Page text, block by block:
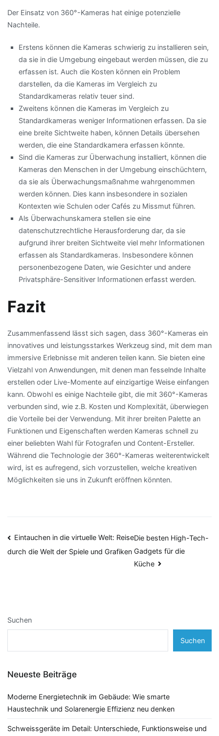
Der Einsatz von 360°-Kameras hat einige potenzielle
Nachteile.
Erstens können die Kameras schwierig zu installieren sein,
da sie in die Umgebung eingebaut werden müssen, die zu
erfassen ist. Auch die Kosten können ein Problem
darstellen, da die Kameras im Vergleich zu
Standardkameras relativ teuer sind.
Zweitens können die Kameras im Vergleich zu
Standardkameras weniger Informationen erfassen. Da sie
eine breite Sichtweite haben, können Details übersehen
werden, die eine Standardkamera erfassen könnte.
Sind die Kameras zur Überwachung installiert, können die
Kameras den Menschen in der Umgebung einschüchtern,
da sie als Überwachungsmaßnahme wahrgenommen
werden können. Dies kann insbesondere in sozialen
Kontexten wie Schulen oder Cafés zu Missmut führen.
Als Überwachunskamera stellen sie eine
datenschutzrechtliche Herausforderung dar, da sie
aufgrund ihrer breiten Sichtweite viel mehr Informationen
erfassen als Standardkameras. Insbesondere können
personenbezogene Daten, wie Gesichter und andere
Privatsphäre-Sensitiver Informationen erfasst werden.
Fazit
Zusammenfassend lässt sich sagen, dass 360°-Kameras ein
innovatives und leistungsstarkes Werkzeug sind, mit dem man
immersive Erlebnisse mit anderen teilen kann. Sie bieten eine
Vielzahl von Anwendungen, mit denen man fesselnde Inhalte
erstellen oder Live-Momente auf einzigartige Weise einfangen
kann. Obwohl es einige Nachteile gibt, die mit 360°-Kameras
verbunden sind, wie z.B. Kosten und Komplexität, überwiegen
die Vorteile bei der Verwendung. Mit ihrer breiten Palette an
Funktionen und Eigenschaften werden Kameras schnell zu
einer beliebten Wahl für Fotografen und Content-Ersteller.
Während die Technologie der 360°-Kameras weiterentwickelt
wird, ist es aufregend, sich vorzustellen, welche kreativen
Möglichkeiten sie uns in Zukunft eröffnen könnten.
Beitragsnavigation
Eintauchen in die virtuelle Welt: Reise
durch die Welt der Spiele und Grafiken
Die besten High-Tech-
Gadgets für die
Küche
Suchen
Suchen
Neueste Beiträge
Moderne Energietechnik im Gebäude: Wie smarte
Haustechnik und Solarenergie Effizienz neu denken
Schweissgeräte im Detail: Unterschiede, Funktionsweise und